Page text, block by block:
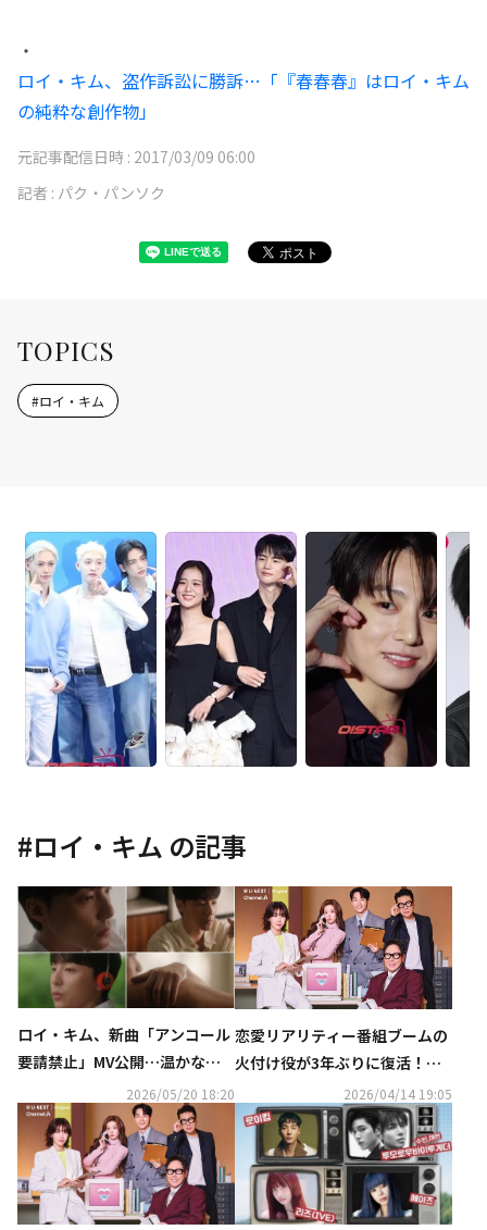
・
ロイ・キム、盗作訴訟に勝訴…「『春春春』はロイ・キム
の純粋な創作物」
元記事配信日時 : 2017/03/09 06:00
記者 : パク・パンソク
TOPICS
#ロイ・キム
#ロイ・キム の記事
ロイ・キム、新曲「アンコール
要請禁止」MV公開…温かな感
性あふれる演出に注目2026/05/20 18:20
恋愛リアリティー番組ブームの
火付け役が3年ぶりに復活！韓
国の大人気番組『HEART SIGN
AL 5』を4月21日よりU-NEXT
オリジナルとして日本初・本国
放送直後より独占見放題配信決
2026/04/14 19:05